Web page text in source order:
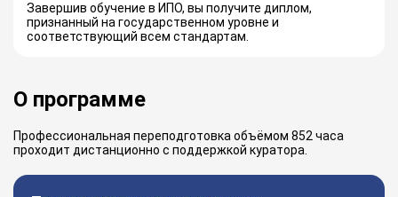
Завершив обучение в ИПО, вы получите диплом,
признанный на государственном уровне и
соответствующий всем стандартам.
О программе
Профессиональная переподготовка объёмом 852 часа
проходит дистанционно с поддержкой куратора.